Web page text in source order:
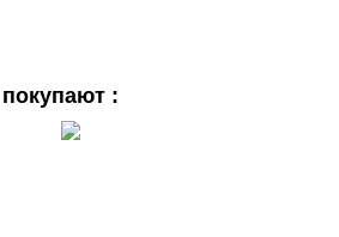
: